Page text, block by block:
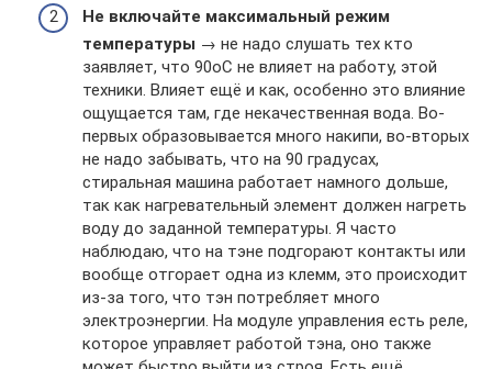
Не включайте максимальный режим
температуры → не надо слушать тех кто
заявляет, что 90оС не влияет на работу, этой
техники. Влияет ещё и как, особенно это влияние
ощущается там, где некачественная вода. Во-
первых образовывается много накипи, во-вторых
не надо забывать, что на 90 градусах,
стиральная машина работает намного дольше,
так как нагревательный элемент должен нагреть
воду до заданной температуры. Я часто
наблюдаю, что на тэне подгорают контакты или
вообще отгорает одна из клемм, это происходит
из-за того, что тэн потребляет много
электроэнергии. На модуле управления есть реле,
которое управляет работой тэна, оно также